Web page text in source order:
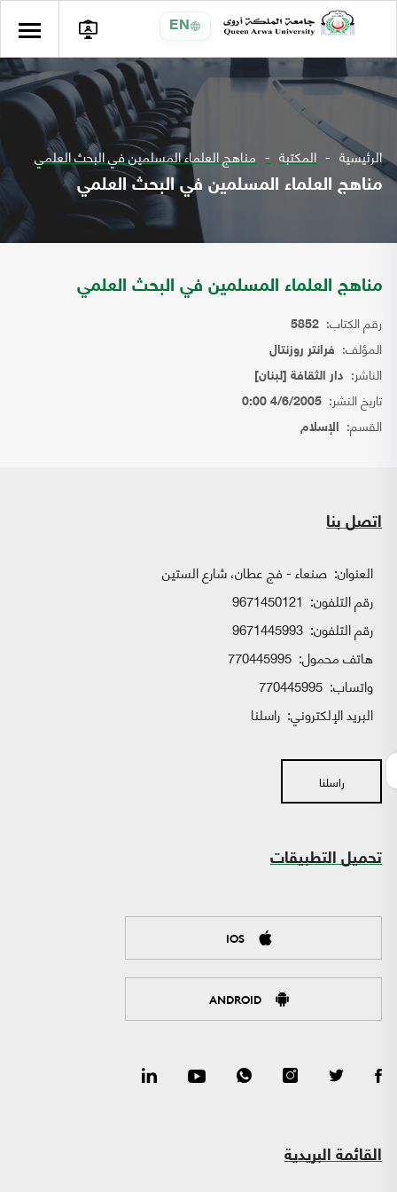
EN
الرئيسية المكتبة مناهج العلماء المسلمين في البحث العلمي
مناهج العلماء المسلمين في البحث العلمي
مناهج العلماء المسلمين في البحث العلمي
رقم الكتاب: 5852
المؤلف: فرانتر روزنتال
الناشر: دار الثقافة [لبنان]
تاريخ النشر: 4/6/2005 0:00
القسم: الإسلام
اتصل بنا
العنوان: صنعاء - فج عطان، شارع الستين
رقم التلفون: 9671450121
رقم التلفون: 9671445993
هاتف محمول: 770445995
واتساب:
البريد الإلكتروني: راسلنا
راسلنا
تحميل التطبيقات
IOS
ANDROID
القائمة البريدية